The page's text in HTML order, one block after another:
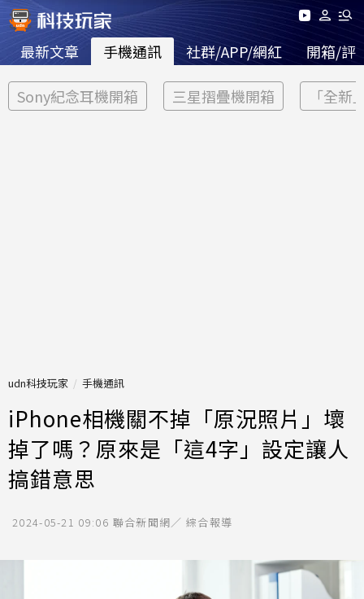
最新文章 手機通訊 社群/APP/網紅 開箱/評
Sony紀念耳機開箱 三星摺疊機開箱 「全新
udn科技玩家 手機通訊
iPhone相機關不掉「原況照片」壞
掉了嗎？原來是「這4字」設定讓人
搞錯意思
2024-05-21 09:06 聯合新聞網／ 綜合報導